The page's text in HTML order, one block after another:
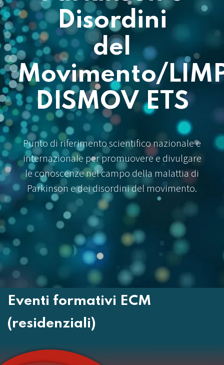
Disordini
del
Movimento/
DISMOV ETS
Punto di riferimento scientifico nazionale e
internazionale per promuovere e divulgare
le conoscenze nel campo della malattia di
Parkinson e dei disordini del movimento.
Eventi formativi ECM
(residenziali)